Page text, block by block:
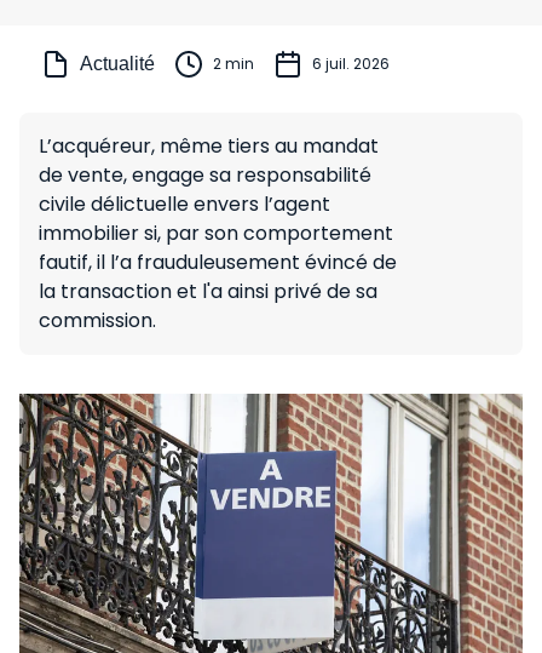
Actualité 2 min 6 juil. 2026
L’acquéreur, même tiers au mandat
de vente, engage sa responsabilité
civile délictuelle envers l’agent
immobilier si, par son comportement
fautif, il l’a frauduleusement évincé de
la transaction et l'a ainsi privé de sa
commission.